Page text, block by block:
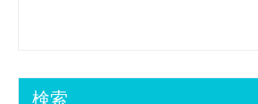
検索